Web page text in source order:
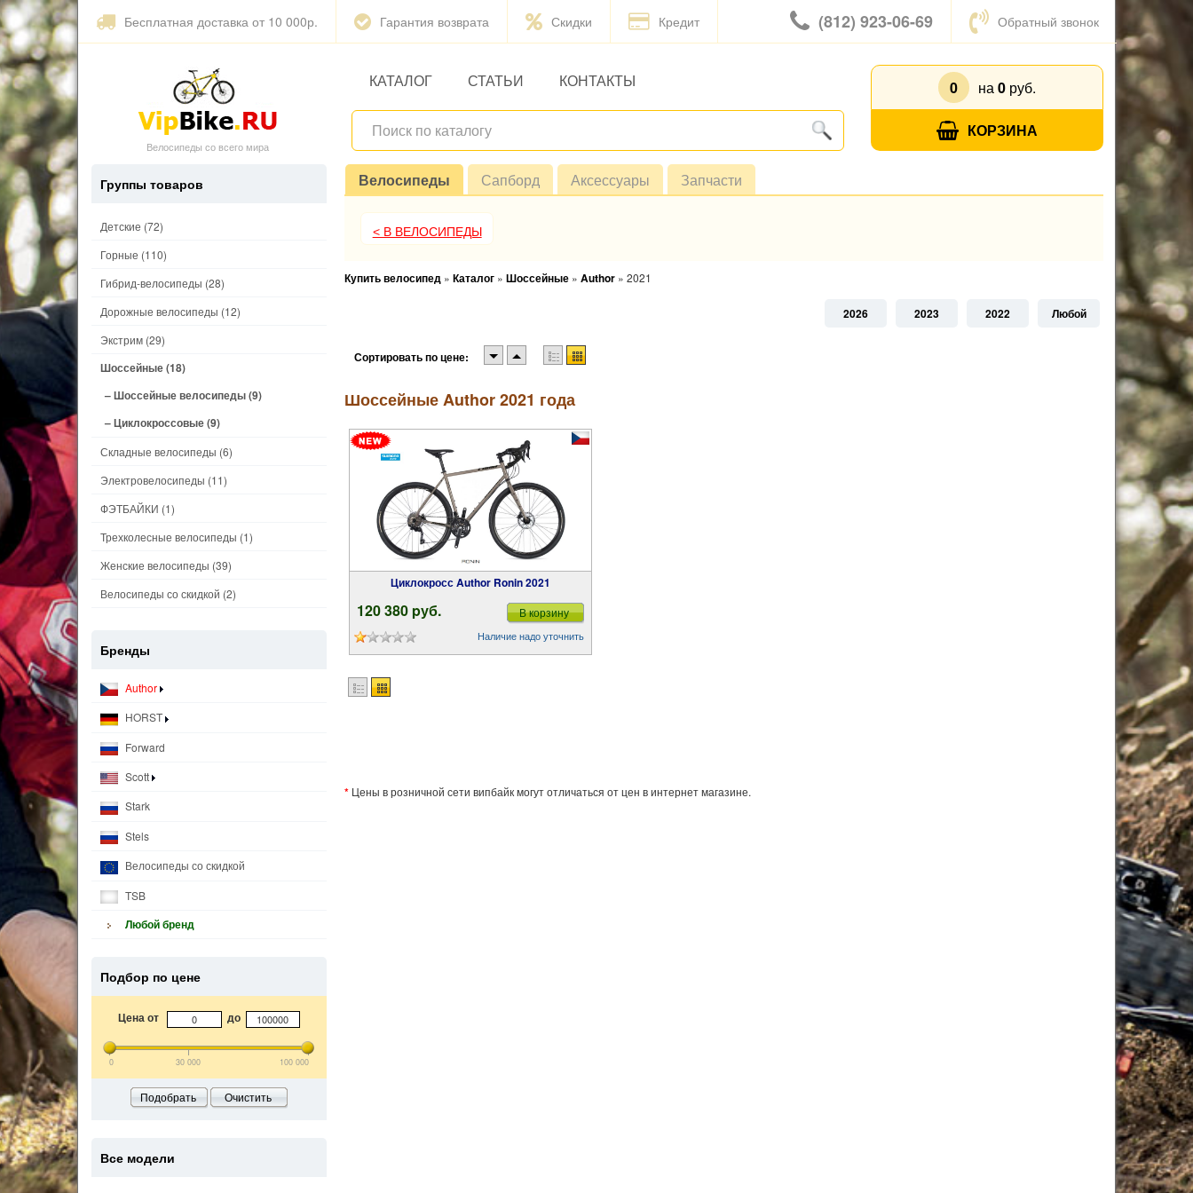
Бесплатная доставка от 10 000р. Гарантия возврата Скидки Кредит (812) 923-06-69 Обратный звонок
Велосипеды со всего мира
КАТАЛОГ СТАТЬИ КОНТАКТЫ 0 на 0руб.
КОРЗИНА
Велосипеды Сапборд Аксессуары Запчасти
< В ВЕЛОСИПЕДЫ
Купить велосипед » Каталог » Шоссейные » Author » 2021
2026 2023 2022 Любой
Сортировать по цене:
Шоссейные Author 2021 года
Циклокросс Author Ronin 2021
120 380 pуб. В корзину
Наличие надо уточнить
* Цены в розничной сети випбайк могут отличаться от цен в интернет магазине.
Группы товаров
Детские (72)
Горные (110)
Гибрид-велосипеды (28)
Дорожные велосипеды (12)
Экстрим (29)
Шоссейные(18)
– Шоссейные велосипеды(9)
– Циклокроссовые(9)
Складные велосипеды (6)
Электровелосипеды (11)
ФЭТБАЙКИ (1)
Трехколесные велосипеды (1)
Женские велосипеды (39)
Велосипеды со скидкой (2)
Бренды
Author
HORST
Forward
Scott
Stark
Stels
Велосипеды со скидкой
TSB
Любой бренд
Подбор по цене
Цена от до
0 30 000 100 000
Подобрать Очистить
Все модели